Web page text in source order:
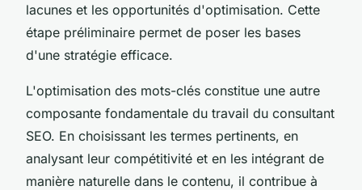
lacunes et les opportunités d'optimisation. Cette
étape préliminaire permet de poser les bases
d'une stratégie efficace.
L'optimisation des mots-clés constitue une autre
composante fondamentale du travail du consultant
SEO. En choisissant les termes pertinents, en
analysant leur compétitivité et en les intégrant de
manière naturelle dans le contenu, il contribue à